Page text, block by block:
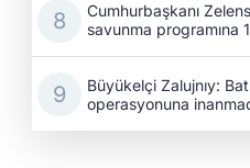
Cumhurbaşkanı
savunma programına
Büyükelçi Zalujnıy:
operasyonuna